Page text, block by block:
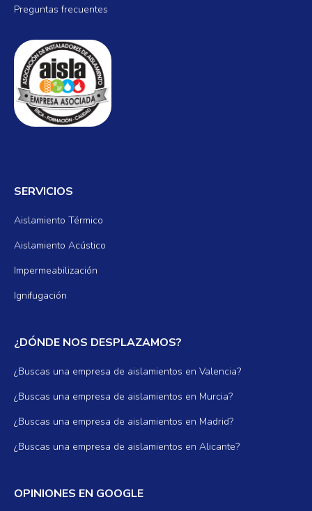
Preguntas frecuentes
SERVICIOS
Aislamiento Térmico
Aislamiento Acústico
Impermeabilización
Ignifugación
¿DÓNDE NOS DESPLAZAMOS?
¿Buscas una empresa de aislamientos en Valencia?
¿Buscas una empresa de aislamientos en Murcia?
¿Buscas una empresa de aislamientos en Madrid?
¿Buscas una empresa de aislamientos en Alicante?
OPINIONES EN GOOGLE